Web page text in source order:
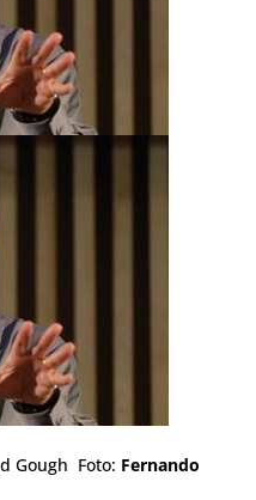
Gough Foto: Fernando